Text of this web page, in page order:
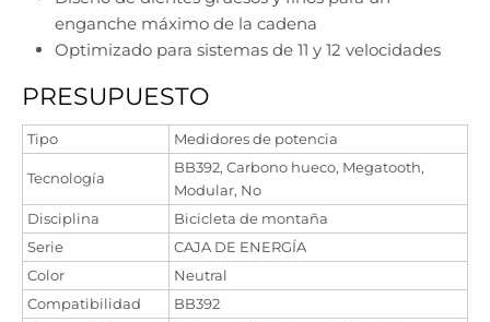
enganche máximo de la cadena
Optimizado para sistemas de 11 y 12 velocidades
PRESUPUESTO
Tipo Medidores de potencia
Tecnología
BB392, Carbono hueco, Megatooth,
Modular, No
Disciplina
Bicicleta de montaña
Serie
CAJA DE ENERGÍA
Color
Neutral
Compatibilidad
BB392